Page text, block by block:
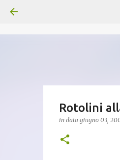
Rotolini
in data giugno 03,